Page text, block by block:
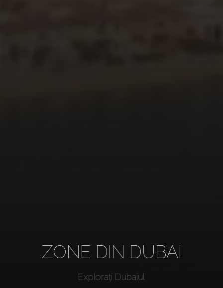
ZONE DIN DUBAI
Explorați Dubaiul